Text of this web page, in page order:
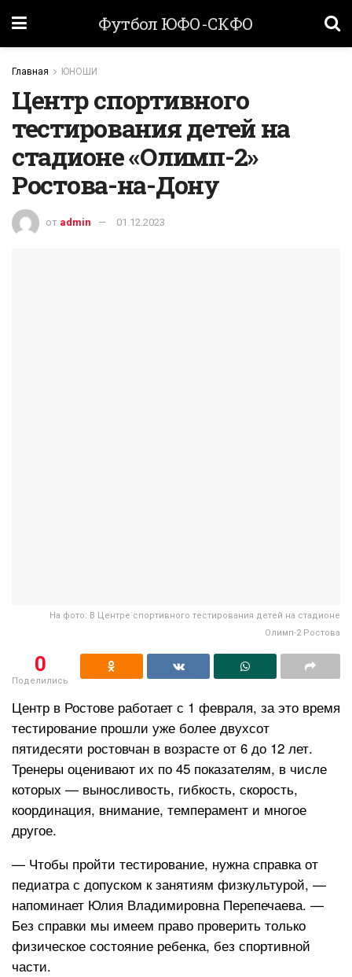
Футбол ЮФО-СКФО
Главная ЮНОШИ
Центр спортивного
тестирования детей на
стадионе «Олимп-2»
Ростова-на-Дону
от admin 01.12.2023
На фото: В Центре спортивного тестирования детей на стадионе
Олимп-2 Ростова
0
Поделились
Центр в Ростове работает с 1 февраля, за это время
тестирование прошли уже более двухсот
пятидесяти ростовчан в возрасте от 6 до 12 лет.
Тренеры оценивают их по 45 показателям, в числе
которых — выносливость, гибкость, скорость,
координация, внимание, темперамент и многое
другое.
— Чтобы пройти тестирование, нужна справка от
педиатра с допуском к занятиям физкультурой, —
напоминает Юлия Владимировна Перепечаева. —
Без справки мы имеем право проверить только
физическое состояние ребенка, без спортивной
части.